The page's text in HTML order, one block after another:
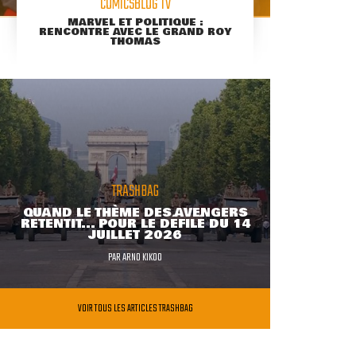
COMICSBLOG TV
MARVEL ET POLITIQUE :
RENCONTRE AVEC LE GRAND ROY
THOMAS
TRASHBAG
QUAND LE THÈME DES AVENGERS
RETENTIT... POUR LE DÉFILÉ DU 14
JUILLET 2026
PARARNO KIKOO
VOIR TOUS LES ARTICLES TRASHBAG